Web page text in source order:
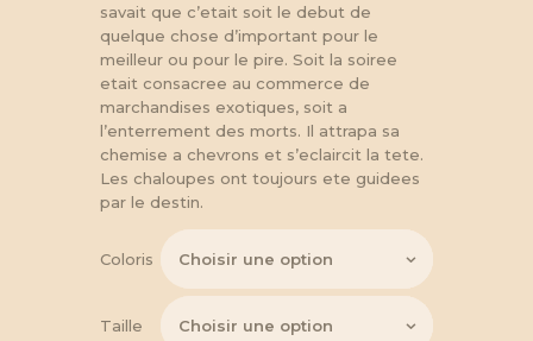
45,60
savait que c’etait soit le debut de
quelque chose d’important pour le
meilleur ou pour le pire. Soit la soiree
etait consacree au commerce de
marchandises exotiques, soit a
l’enterrement des morts. Il attrapa sa
chemise a chevrons et s’eclaircit la tete.
Les chaloupes ont toujours ete guidees
par le destin.
Coloris
Taille